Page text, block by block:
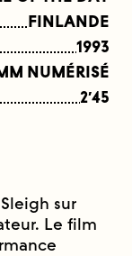
FINLANDE
1993
NUMÉRISÉ
2′45
sur
Le film